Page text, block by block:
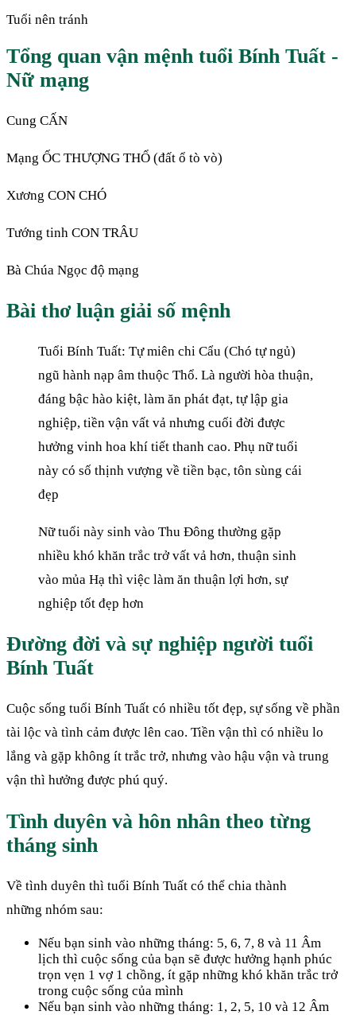
Tuổi nên tránh
Tổng quan vận mệnh tuổi Bính Tuất -
Nữ mạng
Cung CẤN
Mạng ỐC THƯỢNG THỔ (đất ổ tò vò)
Xương CON CHÓ
Tướng tinh CON TRÂU
Bà Chúa Ngọc độ mạng
Bài thơ luận giải số mệnh
Tuổi Bính Tuất: Tự miên chi Cẩu (Chó tự ngủ)
ngũ hành nạp âm thuộc Thổ. Là người hòa thuận,
đáng bậc hào kiệt, làm ăn phát đạt, tự lập gia
nghiệp, tiền vận vất vả nhưng cuối đời được
hưởng vinh hoa khí tiết thanh cao. Phụ nữ tuổi
này có số thịnh vượng về tiền bạc, tôn sùng cái
đẹp
Nữ tuổi này sinh vào Thu Đông thường gặp
nhiều khó khăn trắc trở vất vả hơn, thuận sinh
vào mủa Hạ thì việc làm ăn thuận lợi hơn, sự
nghiệp tốt đẹp hơn
Đường đời và sự nghiệp người tuổi
Bính Tuất
Cuộc sống tuổi Bính Tuất có nhiều tốt đẹp, sự sống về phần
tài lộc và tình cảm được lên cao. Tiền vận thì có nhiều lo
lắng và gặp không ít trắc trở, nhưng vào hậu vận và trung
vận thì hưởng được phú quý.
Tình duyên và hôn nhân theo từng
tháng sinh
Về tình duyên thì tuổi Bính Tuất có thể chia thành
những nhóm sau:
Nếu bạn sinh vào những tháng: 5, 6, 7, 8 và 11 Âm
lịch thì cuộc sống của bạn sẽ được hưởng hạnh phúc
trọn vẹn 1 vợ 1 chồng, ít gặp những khó khăn trắc trở
trong cuộc sống của mình
Nếu bạn sinh vào những tháng: 1, 2, 5, 10 và 12 Âm